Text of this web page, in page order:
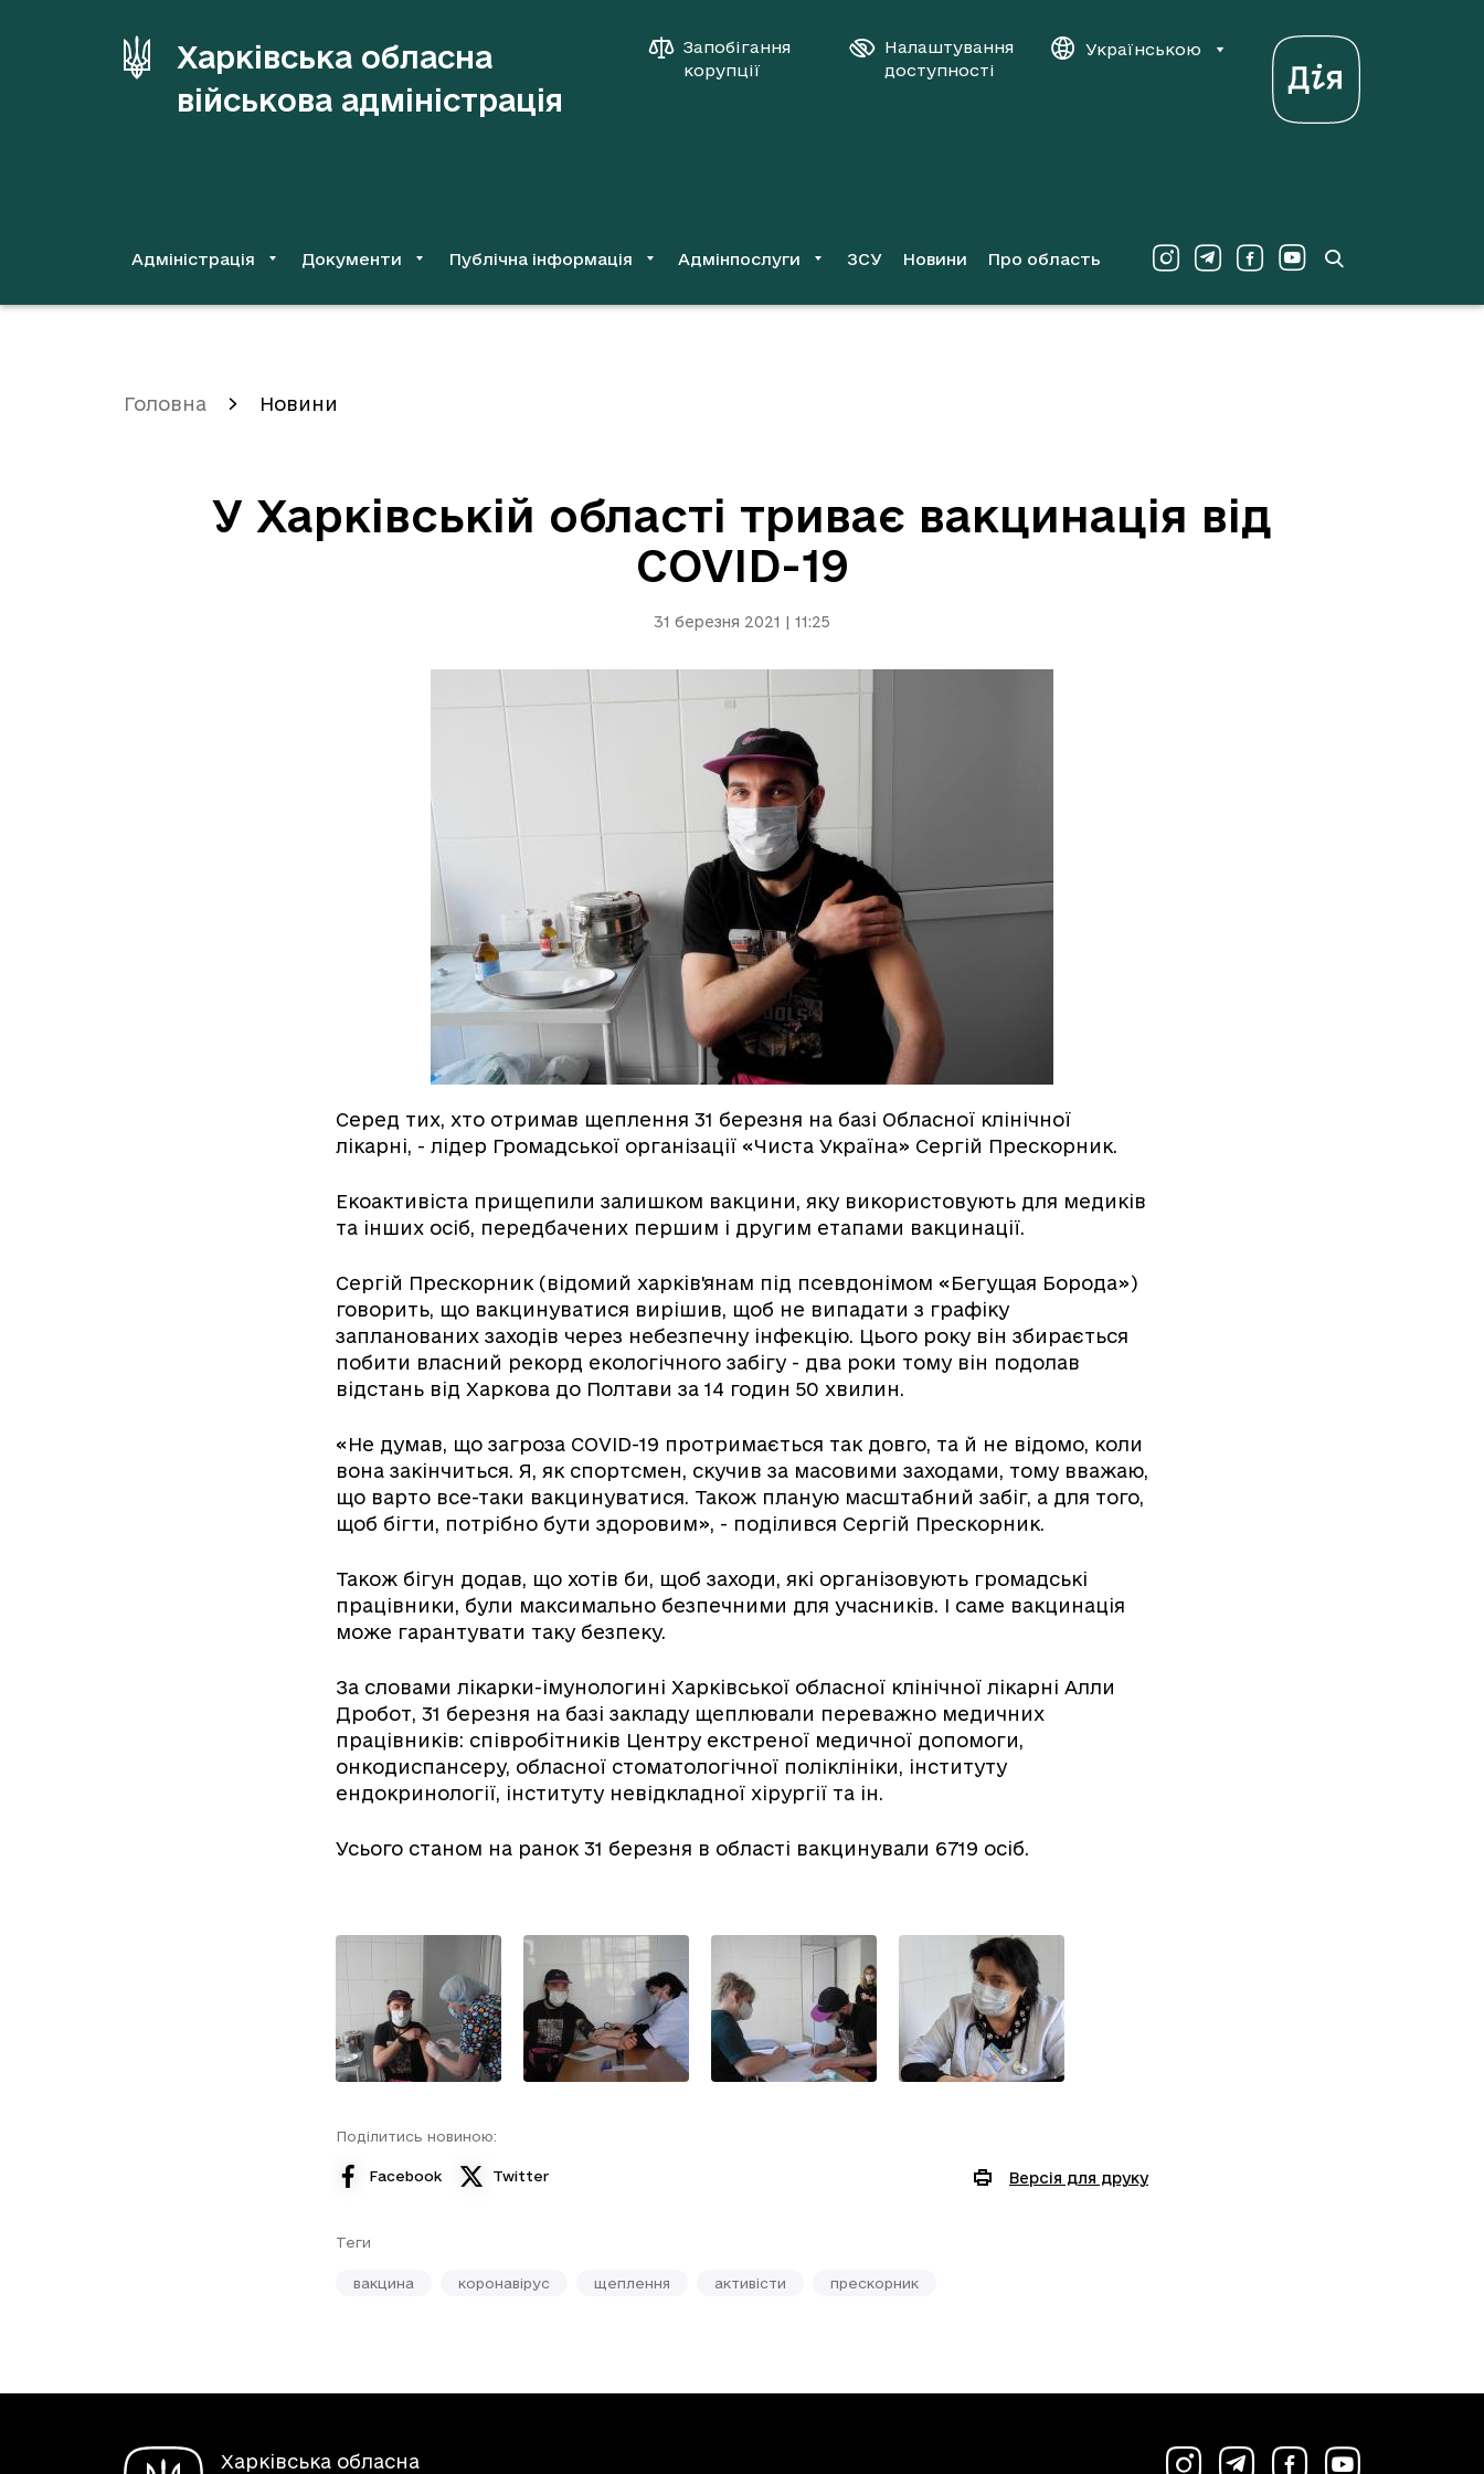
Харківська обласна
військова адміністрація
Запобігання
корупції
Налаштування
доступності
Українською
Адміністрація Документи Публічна інформація Адмінпослуги ЗСУ Новини Про область
Головна Новини
У Харківській області триває вакцинація від
COVID-19
31 березня 2021 | 11:25
Серед тих, хто отримав щеплення 31 березня на базі Обласної клінічної
лікарні, - лідер Громадської організації «Чиста Україна» Сергій Прескорник.
Екоактивіста прищепили залишком вакцини, яку використовують для медиків
та інших осіб, передбачених першим і другим етапами вакцинації.
Сергій Прескорник (відомий харків'янам під псевдонімом «Бегущая Борода»)
говорить, що вакцинуватися вирішив, щоб не випадати з графіку
запланованих заходів через небезпечну інфекцію. Цього року він збирається
побити власний рекорд екологічного забігу - два роки тому він подолав
відстань від Харкова до Полтави за 14 годин 50 хвилин.
«Не думав, що загроза COVID-19 протримається так довго, та й не відомо, коли
вона закінчиться. Я, як спортсмен, скучив за масовими заходами, тому вважаю,
що варто все-таки вакцинуватися. Також планую масштабний забіг, а для того,
щоб бігти, потрібно бути здоровим», - поділився Сергій Прескорник.
Також бігун додав, що хотів би, щоб заходи, які організовують громадські
працівники, були максимально безпечними для учасників. І саме вакцинація
може гарантувати таку безпеку.
За словами лікарки-імунологині Харківської обласної клінічної лікарні Алли
Дробот, 31 березня на базі закладу щеплювали переважно медичних
працівників: співробітників Центру екстреної медичної допомоги,
онкодиспансеру, обласної стоматологічної поліклініки, інституту
ендокринології, інституту невідкладної хірургії та ін.
Усього станом на ранок 31 березня в області вакцинували 6719 осіб.
Поділитись новиною:
Facebook Twitter Версія для друку
Теги
вакцина коронавірус щеплення активісти прескорник
Харківська обласна